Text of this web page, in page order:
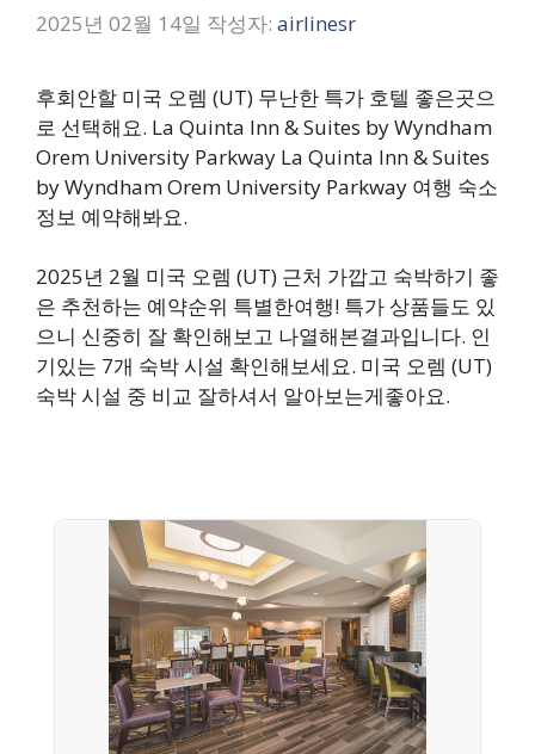
2025년 02월 14일 작성자: airlinesr
후회안할 미국 오렘 (UT) 무난한 특가 호텔 좋은곳으
로 선택해요. La Quinta Inn & Suites by Wyndham
Orem University Parkway La Quinta Inn & Suites
by Wyndham Orem University Parkway 여행 숙소
정보 예약해봐요.
2025년 2월 미국 오렘 (UT) 근처 가깝고 숙박하기 좋
은 추천하는 예약순위 특별한여행! 특가 상품들도 있
으니 신중히 잘 확인해보고 나열해본결과입니다. 인
기있는 7개 숙박 시설 확인해보세요. 미국 오렘 (UT)
숙박 시설 중 비교 잘하셔서 알아보는게좋아요.